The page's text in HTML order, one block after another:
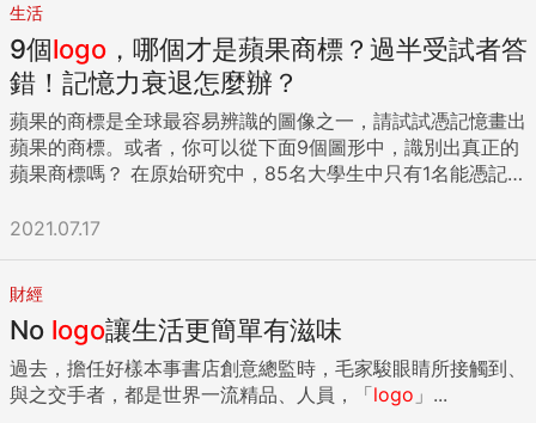
人正是大名鼎鼎的華特‧迪士尼（Walter Disney），包括他在
內，每位初見新天鵝堡的人，內心莫不激起孩童般的驚喜，衝
擊絕非其他任何城堡可比，這座城堡，有如直接把床邊故事的
場景搬到眼前，而英勇的騎士和身陷險境的公主就在身邊。 天
亮之後不久，沿著山坡走上城堡，四周瀰漫純粹的寂靜，只聽
得見鞋底踩實了碎雪的嘎扎聲。新天鵝堡在樹尖之間若隱若
現，隨著觀者逐漸接近，漸次展現華美的風貌：堅實的城垛、
方聳立的山峰。 就是隔著約莫這樣的距離，華特‧迪士尼在他
的筆記本裡畫下城堡速寫，這幅圖像之後成為他的企業標誌，
現今位於巴黎和香港的迪士尼樂園，還擁有依照這張圖像重建
的城堡。這幅城堡圖樣如今依然能讓人直接聯想到會唱歌的動
物、會跳舞的茶杯、魔咒……以及美夢成真。 然而真正建造這
座城堡的國王，本身的故事遠比任何一部迪士尼電影都精彩。
巴伐利亞「瘋王」路德維希二世（編按 1）堪稱19 世紀的麥可‧
生活
9個logo ，哪個才是蘋果商標？過半受試者答
錯！記憶力衰退怎麼辦？
蘋果的商標是全球最容易辨識的圖像之一，請試試憑記憶畫出
蘋果的商標。或者，你可以從下面9個圖形中，識別出真正的
蘋果商標嗎？ 在原始研究中，85名大學生中只有1名能憑記憶
有不到一半（47%）的學生能辨識出正版商標。你覺得哪一個
麼？蘋果的行銷很糟嗎？當然不是。看到蘋果的產品，我們都
知道那是蘋果的產品。但單純的重複接觸，並不保證我們會記
住某些事情，記憶還需要投入注意力。 我們想記住某件事，最
重要的是要留意正在發生的事情。你的記憶不是攝影機，能不
斷記錄你接觸到的每一個景象和聲音，你只能捕捉並保留你有
2021.07.17
財經
No logo讓生活更簡單有滋味
過去，擔任好樣本事書店創意總監時，毛家駿眼睛所接觸到、
與之交手者，都是世界一流精品、人員，「logo 」...